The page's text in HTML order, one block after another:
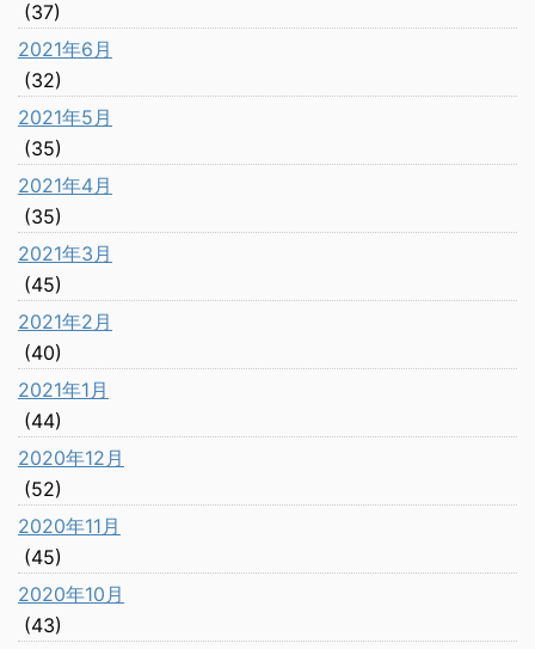
(37)
2021年6月
(32)
2021年5月
(35)
2021年4月
(35)
2021年3月
(45)
2021年2月
(40)
2021年1月
(44)
2020年12月
(52)
2020年11月
(45)
2020年10月
(43)